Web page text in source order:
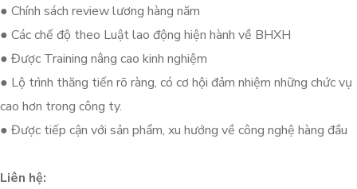
● Chính sách review lương hàng năm
● Các chế độ theo Luật lao động hiện hành về BHXH
● Được Training nâng cao kinh nghiệm
● Lộ trình thăng tiến rõ ràng, có cơ hội đảm nhiệm những chức vụ
cao hơn trong công ty.
● Được tiếp cận với sản phẩm, xu hướng về công nghệ hàng đầu
Liên hệ: